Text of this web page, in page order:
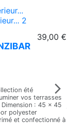
39,00 €
été
vos terrasses
: 45 x 45
polyester
et confectionné à